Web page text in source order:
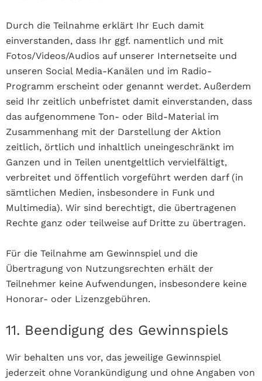
Durch die Teilnahme erklärt Ihr Euch damit
einverstanden, dass Ihr ggf. namentlich und mit
Fotos/Videos/Audios auf unserer Internetseite und
unseren Social Media-Kanälen und im Radio-
Programm erscheint oder genannt werdet. Außerdem
seid Ihr zeitlich unbefristet damit einverstanden, dass
das aufgenommene Ton- oder Bild-Material im
Zusammenhang mit der Darstellung der Aktion
zeitlich, örtlich und inhaltlich uneingeschränkt im
Ganzen und in Teilen unentgeltlich vervielfältigt,
verbreitet und öffentlich vorgeführt werden darf (in
sämtlichen Medien, insbesondere in Funk und
Multimedia). Wir sind berechtigt, die übertragenen
Rechte ganz oder teilweise auf Dritte zu übertragen.
Für die Teilnahme am Gewinnspiel und die
Übertragung von Nutzungsrechten erhält der
Teilnehmer keine Aufwendungen, insbesondere keine
Honorar- oder Lizenzgebühren.
11. Beendigung des Gewinnspiels
Wir behalten uns vor, das jeweilige Gewinnspiel
jederzeit ohne Vorankündigung und ohne Angaben von